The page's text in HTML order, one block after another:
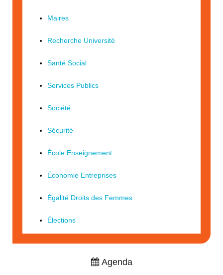
Maires
Recherche Université
Santé Social
Services Publics
Société
Sécurité
École Enseignement
Économie Entreprises
Égalité Droits des Femmes
Élections
Agenda